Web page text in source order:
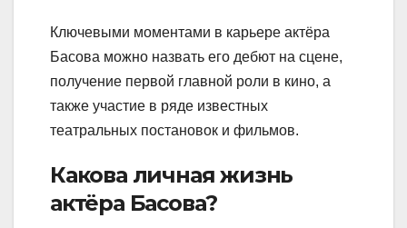
Ключевыми моментами в карьере актёра
Басова можно назвать его дебют на сцене,
получение первой главной роли в кино, а
также участие в ряде известных
театральных постановок и фильмов.
Какова личная жизнь
актёра Басова?